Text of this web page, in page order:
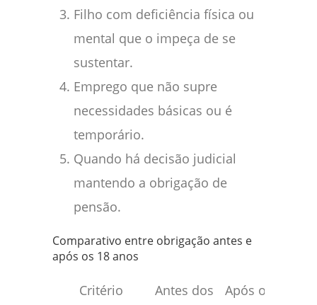
Filho com deficiência física ou
mental que o impeça de se
sustentar.
Emprego que não supre
necessidades básicas ou é
temporário.
Quando há decisão judicial
mantendo a obrigação de
pensão.
Comparativo entre obrigação antes e
após os 18 anos
Critério
Antes dos
Após os 18